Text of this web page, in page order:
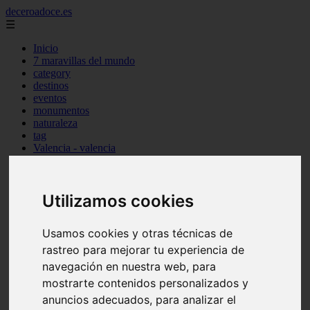
Utilizamos cookies
Usamos cookies y otras técnicas de
rastreo para mejorar tu experiencia de
navegación en nuestra web, para
mostrarte contenidos personalizados y
anuncios adecuados, para analizar el
deceroadoce.es
☰
Inicio
7 maravillas del mundo
category
destinos
eventos
monumentos
naturaleza
tag
Valencia - valencia
Sevilla - bormujos
Santa-cruz-de-tenerife - santiago-del-teide
Murcia - murcia
Alicante - benidorm
Alicante - finestrat
Almería - mojácar
Alicante - orihuela
Huesca - jaca